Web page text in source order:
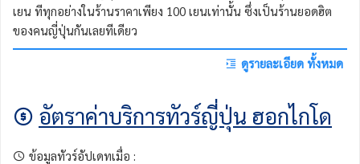
เยน ทีทุกอย่างในร้านราคาเพียง 100 เยนเท่านั้น ซึ่งเป็นร้านยอดฮิต
ของคนญี่ปุ่นกันเลยทีเดียว
ดูรายละเอียด ทั้งหมด
อัตราค่าบริการทัวร์ญี่ปุ่น ฮอกไกโด
ข้อมูลทัวร์อัปเดทเมื่อ :